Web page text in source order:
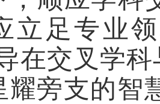
立足专业
在交叉学
耀旁支的智